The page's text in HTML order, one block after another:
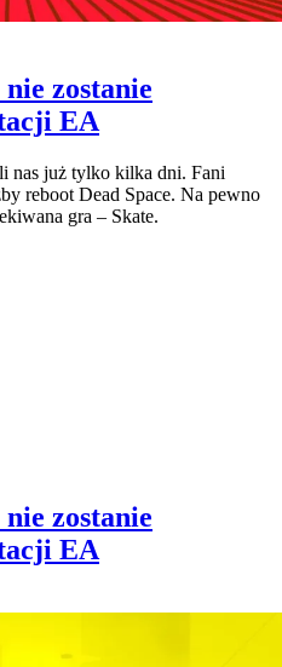
zostanie
EA
nas już tylko kilka dni. Fani
reboot Dead Space. Na pewno
gra – Skate.
zostanie
EA